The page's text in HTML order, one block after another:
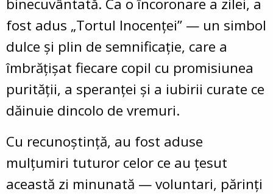
binecuvântată. Ca o încoronare a zilei, a
fost adus „Tortul Inocenței” — un simbol
dulce și plin de semnificație, care a
îmbrățișat fiecare copil cu promisiunea
purității, a speranței și a iubirii curate ce
dăinuie dincolo de vremuri.
Cu recunoștință, au fost aduse
mulțumiri tuturor celor ce au țesut
această zi minunată — voluntari, părinți